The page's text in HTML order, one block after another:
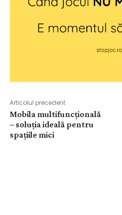
Articolul precedent
Mobila multifuncțională
– soluția ideală pentru
spațiile mici